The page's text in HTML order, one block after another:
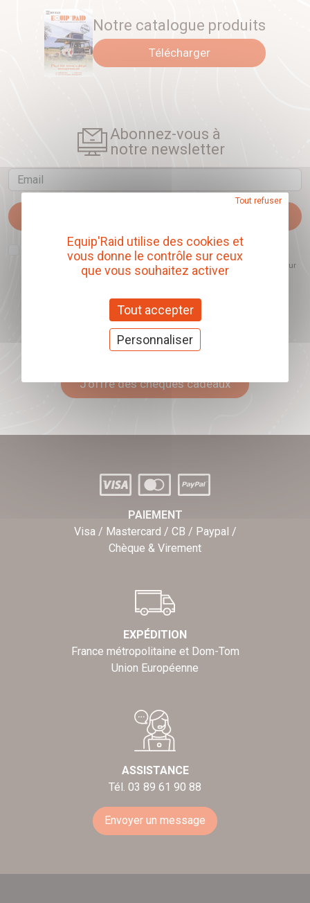
Notre catalogue produits
Télécharger
Abonnez-vous à
notre newsletter
Email
J'accepte que l'ouverture des newsletters soit mesurée, afin de mieux
comprendre les sujets qui m'intéressent et d'améliorer les contenus
proposés. Ce choix est modifiable à tout moment et reste sans incidence sur
mon inscription.
Offrez nos chèques
cadeaux
J'offre des chèques cadeaux
PAIEMENT
Visa / Mastercard / CB / Paypal /
Chèque & Virement
EXPÉDITION
France métropolitaine et Dom-Tom
Union Européenne
ASSISTANCE
Tél. 03 89 61 90 88
Envoyer un message
Equip'Raid utilise des cookies et
vous donne le contrôle sur ceux
que vous souhaitez activer
Tout accepter
Tout refuser
Personnaliser